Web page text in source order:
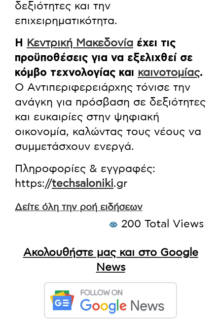
δεξιότητες και την
επιχειρηματικότητα.
Η Κεντρική Μακεδονία έχει τις
προϋποθέσεις για να εξελιχθεί σε
κόμβο τεχνολογίας και καινοτομίας.
Ο Αντιπεριφερειάρχης τόνισε την
ανάγκη για πρόσβαση σε δεξιότητες
και ευκαιρίες στην ψηφιακή
οικονομία, καλώντας τους νέους να
συμμετάσχουν ενεργά.
Πληροφορίες & εγγραφές:
https://techsaloniki.gr
Δείτε όλη την ροή ειδήσεων
200 Total Views
Ακολουθήστε μας και στο Google
News